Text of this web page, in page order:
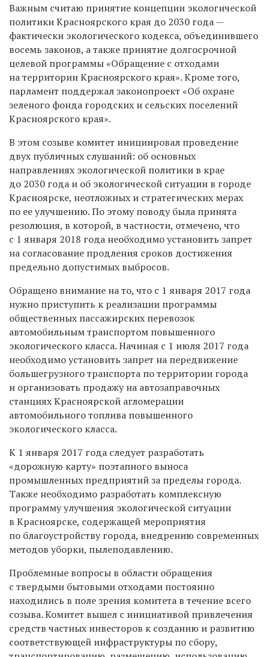
Важным считаю принятие концепции экологической
политики Красноярского края до 2030 года —
фактически экологического кодекса, объединившего
восемь законов, а также принятие долгосрочной
целевой программы «Обращение с отходами
на территории Красноярского края». Кроме того,
парламент поддержал законопроект «Об охране
зеленого фонда городских и сельских поселений
Красноярского края».
В этом созыве комитет инициировал проведение
двух публичных слушаний: об основных
направлениях экологической политики в крае
до 2030 года и об экологической ситуации в городе
Красноярске, неотложных и стратегических мерах
по ее улучшению. По этому поводу была принята
резолюция, в которой, в частности, отмечено, что
с 1 января 2018 года необходимо установить запрет
на согласование продления сроков достижения
предельно допустимых выбросов.
Обращено внимание на то, что с 1 января 2017 года
нужно приступить к реализации программы
общественных пассажирских перевозок
автомобильным транспортом повышенного
экологического класса. Начиная с 1 июля 2017 года
необходимо установить запрет на передвижение
большегрузного транспорта по территории города
и организовать продажу на автозаправочных
станциях Красноярской агломерации
автомобильного топлива повышенного
экологического класса.
К 1 января 2017 года следует разработать
«дорожную карту» поэтапного выноса
промышленных предприятий за пределы города.
Также необходимо разработать комплексную
программу улучшения экологической ситуации
в Красноярске, содержащей мероприятия
по благоустройству города, внедрению современных
методов уборки, пылеподавлению.
Проблемные вопросы в области обращения
с твердыми бытовыми отходами постоянно
находились в поле зрения комитета в течение всего
созыва. Комитет вышел с инициативой привлечения
средств частных инвесторов к созданию и развитию
соответствующей инфраструктуры по сбору,